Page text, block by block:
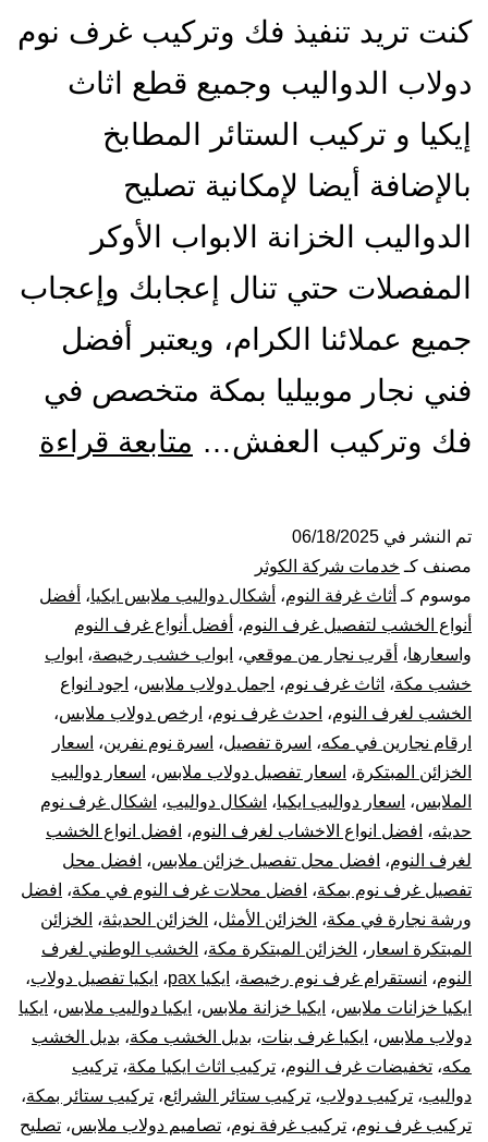
كنت تريد تنفيذ فك وتركيب غرف نوم
دولاب الدواليب وجميع قطع اثاث
إيكيا و تركيب الستائر المطابخ
بالإضافة أيضا لإمكانية تصليح
الدواليب الخزانة الابواب الأوكر
المفصلات حتي تنال إعجابك وإعجاب
جميع عملائنا الكرام، ويعتبر أفضل
فني نجار موبيليا بمكة متخصص في
فك وتركيب العفش… متابعة قراءة
تم النشر في 06/18/2025
مصنف كـ خدمات شركة الكوثر
موسوم كـ أثاث غرفة النوم، أشكال دواليب ملابس ايكيا، أفضل
أنواع الخشب لتفصيل غرف النوم، أفضل أنواع غرف النوم
واسعارها، أقرب نجار من موقعي، ابواب خشب رخيصة، ابواب
خشب مكة، اثاث غرف نوم، اجمل دولاب ملابس، اجود انواع
الخشب لغرف النوم، احدث غرف نوم، ارخص دولاب ملابس،
ارقام نجارين في مكه، اسرة تفصيل، اسرة نوم نفرين، اسعار
الخزائن المبتكرة، اسعار تفصيل دولاب ملابس، اسعار دواليب
الملابس، اسعار دواليب ايكيا، اشكال دواليب، اشكال غرف نوم
حديثه، افضل انواع الاخشاب لغرف النوم، افضل انواع الخشب
لغرف النوم، افضل محل تفصيل خزائن ملابس، افضل محل
تفصيل غرف نوم بمكة، افضل محلات غرف النوم في مكة، افضل
ورشة نجارة في مكة، الخزائن الأمثل، الخزائن الحديثة، الخزائن
المبتكرة اسعار ، الخزائن المبتكرة مكة، الخشب الوطني لغرف
النوم، انستقرام غرف نوم رخيصة، ايكيا pax ، ايكيا تفصيل دولاب،
ايكيا خزانات ملابس، ايكيا خزانة ملابس، ايكيا دواليب ملابس، ايكيا
دولاب ملابس، ايكيا غرف بنات، بديل الخشب مكة، بديل الخشب
مكه، تخفيضات غرف النوم، تركيب اثاث ايكيا مكة، تركيب
دواليب، تركيب دولاب، تركيب ستائر الشرائع، تركيب ستائر بمكة،
تركيب غرف نوم، تركيب غرفة نوم، تصاميم دولاب ملابس، تصليح